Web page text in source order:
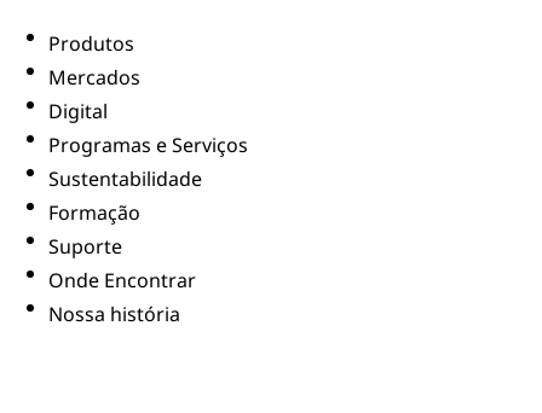
Produtos
Mercados
Digital
Programas e Serviços
Sustentabilidade
Formação
Suporte
Onde Encontrar
Nossa história